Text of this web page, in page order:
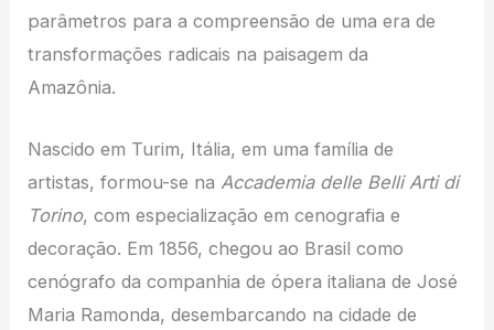
parâmetros para a compreensão de uma era de
transformações radicais na paisagem da
Amazônia.
Nascido em Turim, Itália, em uma família de
artistas, formou-se na Accademia delle Belli Arti di
Torino, com especialização em cenografia e
decoração. Em 1856, chegou ao Brasil como
cenógrafo da companhia de ópera italiana de José
Maria Ramonda, desembarcando na cidade de